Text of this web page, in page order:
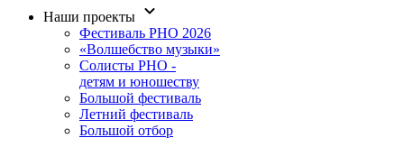
Наши проекты
Фестиваль РНО 2026
«Волшебство музыки»
Солисты РНО -
детям и юношеству
Большой фестиваль
Летний фестиваль
Большой отбор